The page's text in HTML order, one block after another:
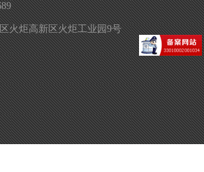
火炬高新区火炬工业园9号